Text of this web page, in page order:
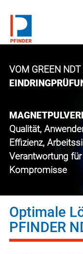
VOM GREEN NDT
Qualität,
Effizienz,
Verantwortung
Kompromisse
Optimale
PFINDER